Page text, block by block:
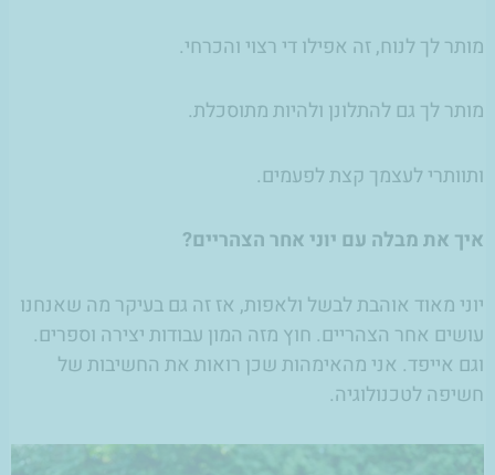
מותר לך לנוח, זה אפילו די רצוי והכרחי.
מותר לך גם להתלונן ולהיות מתוסכלת.
ותוותרי לעצמך קצת לפעמים.
איך את מבלה עם יוני אחר הצהריים?
יוני מאוד אוהבת לבשל ולאפות, אז זה גם בעיקר מה שאנחנו
עושים אחר הצהריים. חוץ מזה המון עבודות יצירה וספרים.
וגם אייפד. אני מהאימהות שכן רואות את החשיבות של
חשיפה לטכנולוגיה.